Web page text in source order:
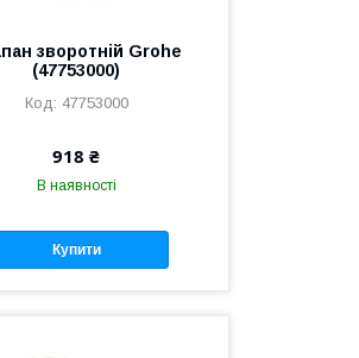
зворотній Grohe
(47753000)
47753000
918 ₴
В наявності
Купити